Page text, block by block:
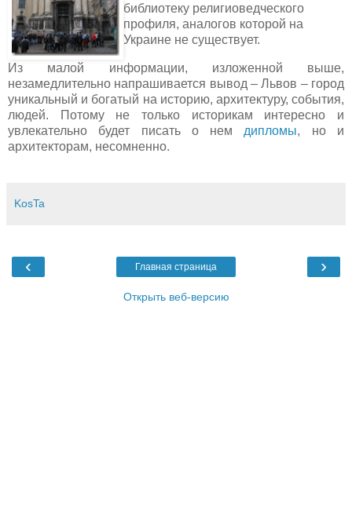
библиотеку религиоведческого
профиля, аналогов которой на
Украине не существует.
Из малой информации, изложенной выше,
незамедлительно напрашивается вывод – Львов – город
уникальный и богатый на историю, архитектуру, события,
людей. Потому не только историкам интересно и
увлекательно будет писать о нем дипломы, но и
архитекторам, несомненно.
KosTa
‹ ›
Главная страница
Открыть веб-версию